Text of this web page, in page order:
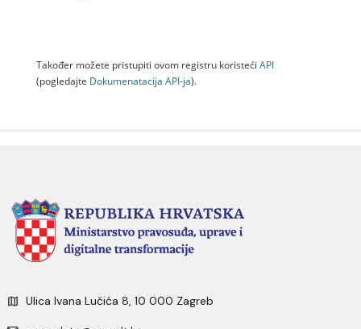
Također možete pristupiti ovom registru koristeći API
(pogledajte Dokumenаtаcijа API-jа).